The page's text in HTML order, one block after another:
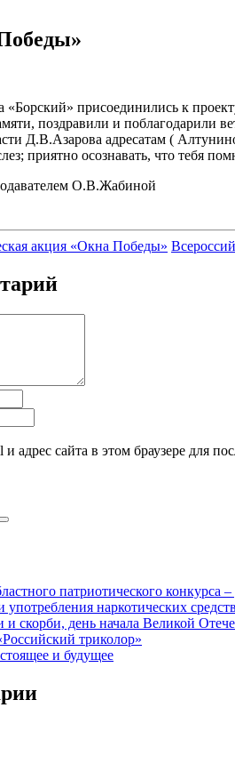
присоединились к
поздравили и
Д.В.Азарова адресатам (
приятно осознавать, что тебя
О.В.Жабиной
акция «Окна Победы»
адрес сайта в этом браузере для
патриотического конкурса
употребления наркотических
скорби, день начала Великой
триколор»
и будущее